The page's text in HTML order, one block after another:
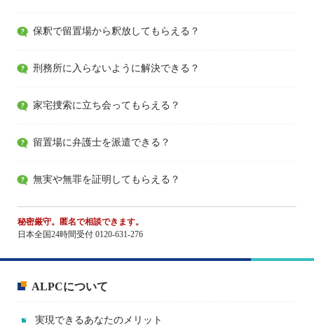
保釈で留置場から釈放してもらえる？
刑務所に入らないように解決できる？
家宅捜索に立ち会ってもらえる？
留置場に弁護士を派遣できる？
無実や無罪を証明してもらえる？
秘密厳守。匿名で相談できます。
日本全国24時間受付 0120-631-276
ALPCについて
実現できるあなたのメリット